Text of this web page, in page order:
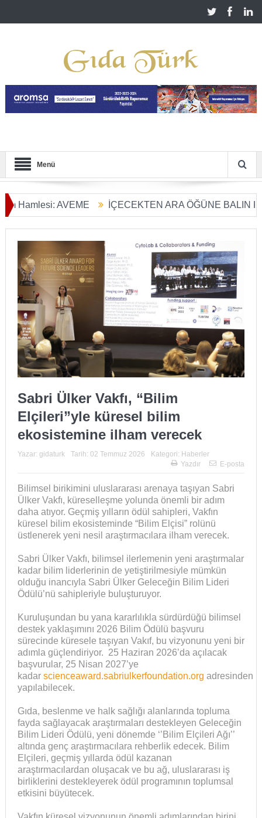
Menü
AVEME İÇECEKTEN ARA ÖĞÜNE BALIN
Başladı
Sabri Ülker Vakfı, “Bilim
Elçileri”yle küresel bilim
ekosistemine ilham verecek
Yazar: gidaturk Tarih: 02 Temmuz 2026 Kategori: Haberler
Yazdır
E-posta
Bilimsel birikimini uluslararası arenaya taşıyan Sabri
Ülker Vakfı, küreselleşme yolunda önemli bir adım
daha atıyor. Geçmiş yılların ödül sahipleri, Vakfın
küresel bilim ekosisteminde “Bilim Elçisi” rolünü
üstlenerek yeni nesil araştırmacılara ilham verecek.
Sabri Ülker Vakfı, bilimsel ilerlemenin yeni araştırmalar
kadar bilim liderlerinin de yetiştirilmesiyle mümkün
olduğu inancıyla Sabri Ülker Geleceğin Bilim Lideri
Ödülü’nü sahipleriyle buluşturuyor.
Kuruluşundan bu yana kararlılıkla sürdürdüğü bilimsel
destek yaklaşımını 2026 Bilim Ödülü başvuru
sürecinde küresele taşıyan Vakıf, bu vizyonunu yeni bir
adımla güçlendiriyor. 25 Haziran 2026’da açılacak
başvurular, 25 Nisan 2027’ye
kadar scienceaward.sabriulkerfoundation.org adresinden
yapılabilecek.
Gıda, beslenme ve halk sağlığı alanlarında topluma
fayda sağlayacak araştırmaları destekleyen Geleceğin
Bilim Lideri Ödülü, yeni dönemde ‘’Bilim Elçileri Ağı’’
altında genç araştırmacılara rehberlik edecek. Bilim
Elçileri, geçmiş yıllarda ödül kazanan
araştırmacılardan oluşacak ve bu ağ, uluslararası iş
birliklerini destekleyerek ödül programının toplumsal
etkisini büyütecek.